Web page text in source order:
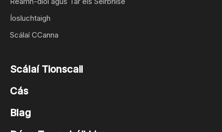
Íosluchtaigh
Scálaí CCanna
Scálaí Tionscail
Cás
Blag